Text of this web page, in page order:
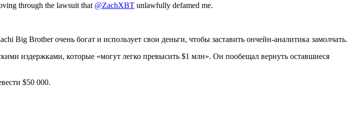
through the lawsuit that @ZachXBT unlawfully defamed me.
Big Brother очень богат и использует свои деньги, чтобы заставить ончейн-аналитика замолчать.
издержками, которые «могут легко превысить $1 млн». Он пообещал вернуть оставшиеся
$50 000.